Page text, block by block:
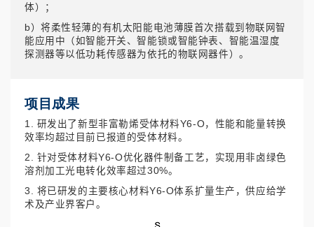
体）；
b）将柔性轻薄的有机太阳能电池薄膜首次搭载到物联网智
能应用中（如智能开关、智能锁或智能钟表、智能温湿度
探测器等以低功耗传感器为依托的物联网器件）。
项目成果
1. 研发出了新型非富勒烯受体材料Y6-O，性能和能量转换
效率均超过目前已报道的受体材料。
2. 针对受体材料Y6-O优化器件制备工艺，实现用非卤绿色
溶剂加工光电转化效率超过30%。
3. 将已研发的主要核心材料Y6-O体系扩量生产，供应给学
术及产业界客户。